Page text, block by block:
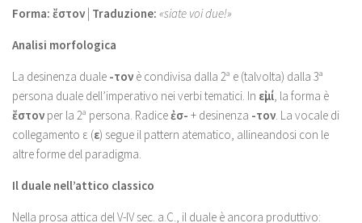
Forma: ἔστον Traduzione: «siate voi due!»
Analisi morfologica
La desinenza duale -τον è condivisa dalla 2ª e (talvolta) dalla 3ª
persona duale dell’imperativo nei verbi tematici. In εἰμί, la forma è
ἔστον per la 2ª persona. Radiceἐσ- + desinenza -τον. La vocale di
collegamento ε (ε) segue il pattern atematico, allineandosi con le
altre forme del paradigma.
Il duale nell’attico classico
Nella prosa attica del V-IV sec. a.C., il duale è ancora produttivo: